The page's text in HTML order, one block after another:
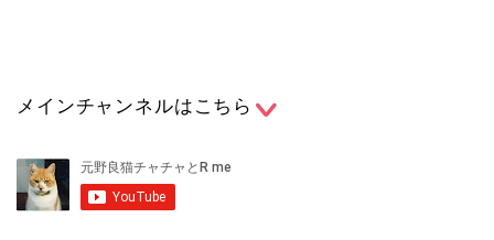
メインチャンネルはこちら